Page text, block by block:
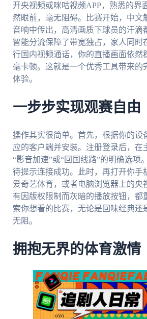
开央视频或咪咕视频APP，熟悉的界
然眼前，毫无阻碍。比赛开始，中文
音响中传出，高清画质下球员的汗滴
智能分流保障了带宽独占，家人同时
行国内视频通话，你的直播画面依然
毫卡顿。这就是一个优秀工具带来的
体验。
一步步实现观赛自由
操作其实很简单。首先，根据你的设
应的客户端并安装。注册登录后，在
“影音加速”或“回国线路”的明确选项
待提示连接成功。此时，再打开你手
爱奇艺体育，或者电脑浏览器上的央
有因版权限制而灰暗的播放按钮，都
索你想看的比赛，无论是回味经典还
无阻。
拥抱无界的体育激情